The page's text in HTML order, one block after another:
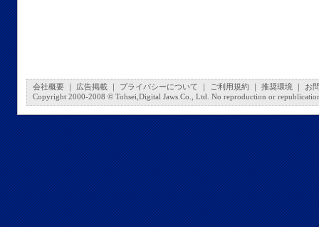
会社概要 広告掲載 プライバシーについて ご利用規約 推奨環境
お
Copyright 2000-2008 © Tohsei,Digital Jaws.Co., Ltd. No reproduction or